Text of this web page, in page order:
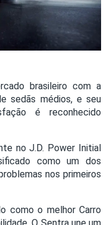
brasileiro com a
sedãs médios, e seu
é reconhecido
no J.D. Power Initial
como um dos
nos primeiros
como o melhor Carro